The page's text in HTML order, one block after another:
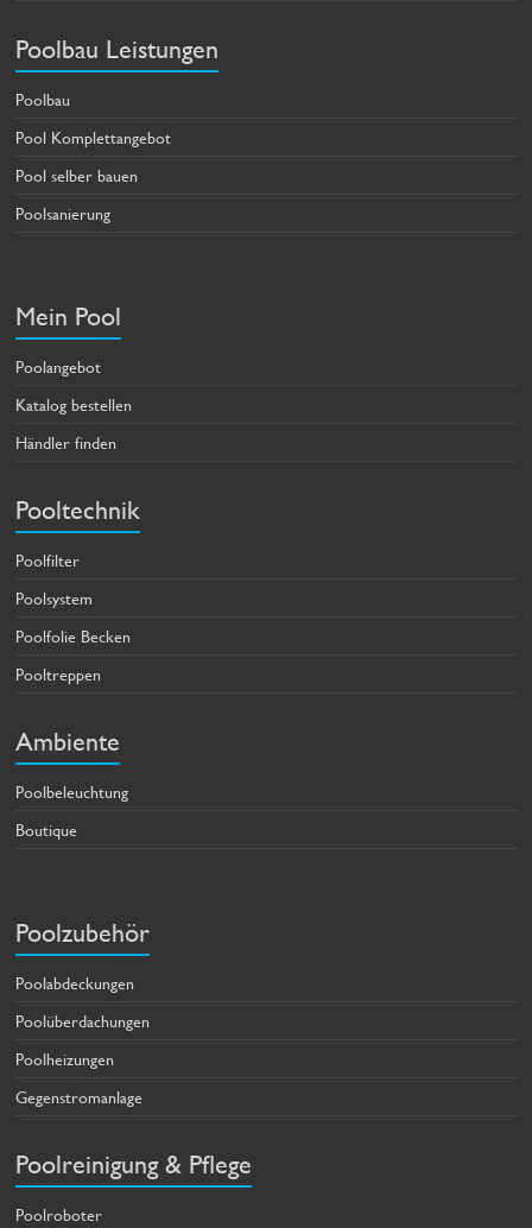
Poolbau Leistungen
Poolbau
Pool Komplettangebot
Pool selber bauen
Poolsanierung
Mein Pool
Poolangebot
Katalog bestellen
Händler finden
Pooltechnik
Poolfilter
Poolsystem
Poolfolie Becken
Pooltreppen
Ambiente
Poolbeleuchtung
Boutique
Poolzubehör
Poolabdeckungen
Poolüberdachungen
Poolheizungen
Gegenstromanlage
Poolreinigung & Pflege
Poolroboter